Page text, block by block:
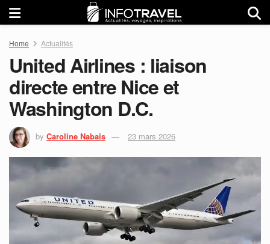
Home Actualités
United Airlines : liaison
directe entre Nice et
Washington D.C.
by Caroline Nabais 23 mars 2026